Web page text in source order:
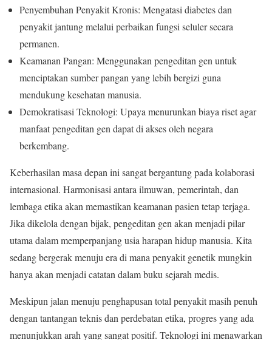
Penyembuhan Penyakit Kronis: Mengatasi diabetes dan
penyakit jantung melalui perbaikan fungsi seluler secara
permanen.
Keamanan Pangan: Menggunakan pengeditan gen untuk
menciptakan sumber pangan yang lebih bergizi guna
mendukung kesehatan manusia.
Demokratisasi Teknologi: Upaya menurunkan biaya riset agar
manfaat pengeditan gen dapat di akses oleh negara
berkembang.
Keberhasilan masa depan ini sangat bergantung pada kolaborasi
internasional. Harmonisasi antara ilmuwan, pemerintah, dan
lembaga etika akan memastikan keamanan pasien tetap terjaga.
Jika dikelola dengan bijak, pengeditan gen akan menjadi pilar
utama dalam memperpanjang usia harapan hidup manusia. Kita
sedang bergerak menuju era di mana penyakit genetik mungkin
hanya akan menjadi catatan dalam buku sejarah medis.
Meskipun jalan menuju penghapusan total penyakit masih penuh
dengan tantangan teknis dan perdebatan etika, progres yang ada
menunjukkan arah yang sangat positif. Teknologi ini menawarkan